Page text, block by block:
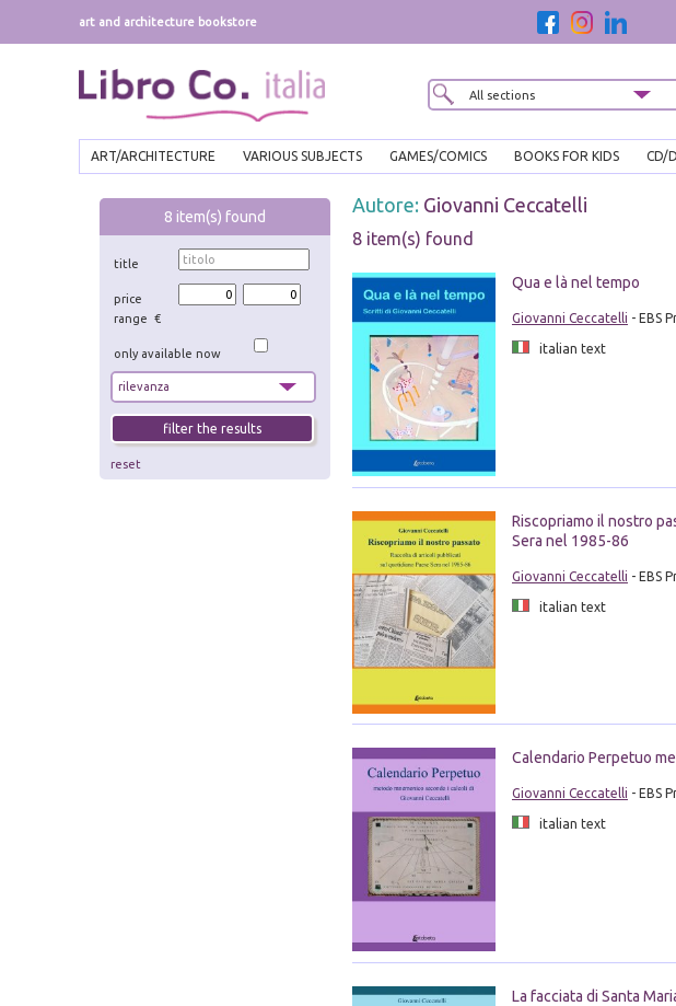
art and architecture bookstore
ART/ARCHITECTURE VARIOUS SUBJECTS GAMES/COMICS BOOKS FOR KIDS CD/
8 item(s) found
title
price
range €
only available now
reset
Autore: Giovanni Ceccatelli
8 item(s) found
Qua e là nel tempo
Giovanni Ceccatelli - EBS
italian text
Riscopriamo il nostro
Sera nel 1985-86
Giovanni Ceccatelli - EBS
italian text
Calendario Perpetuo
Giovanni Ceccatelli - EBS
italian text
La facciata di Santa